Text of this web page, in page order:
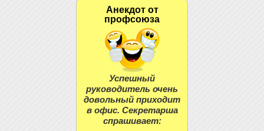
Анекдот от
профсоюза
Успешный
руководитель очень
довольный приходит
в офис. Секретарша
спрашивает: